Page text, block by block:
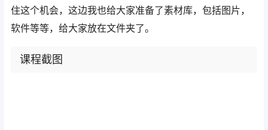
住这个机会，这边我也给大家准备了素材库，包括图片，
软件等等，给大家放在文件夹了。
课程截图